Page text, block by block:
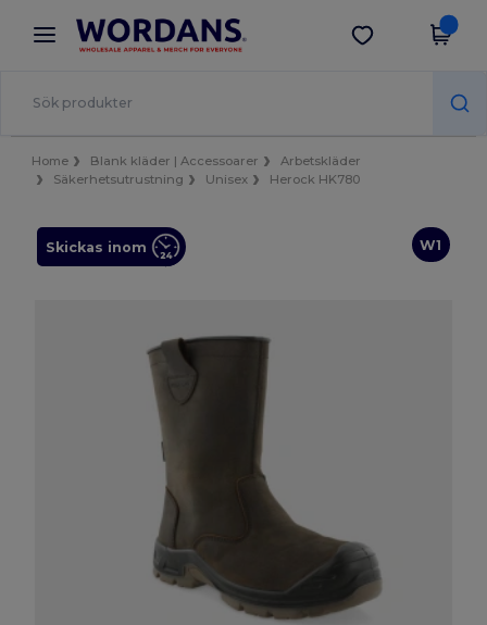
× Wordans-app
Bättre priser i appen!
Hämta app
Home Blank kläder | Accessoarer
Arbetskläder
Säkerhetsutrustning
Unisex Herock HK780
W1
Skickas inom